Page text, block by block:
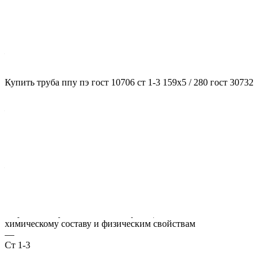
Купить труба ппу пэ гост 10706 ст 1-3 159x5 / 280 гост 30732
Диаметр трубы, мм
?
химическому составу и физическим свойствам
—
Ст 1-3